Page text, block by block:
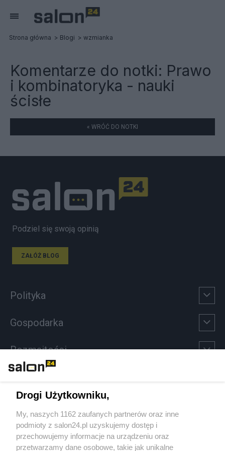
Strona główna Blogi wzmianka
Komentarze do notki: Prawo
i kombinatoryka - nauki
ścisłe
« WRÓĆ DO NOTKI
Podziel się swoją opinią
ZAŁÓŻ BLOG
Polityka
Gospodarka
Rozmaitości
Sport
Społeczeństwo
Drogi Użytkowniku,
My, naszych 1162 zaufanych partnerów oraz inne
podmioty z salon24.pl uzyskujemy dostęp i
przechowujemy informacje na urządzeniu oraz
przetwarzamy dane osobowe, takie jak unikalne